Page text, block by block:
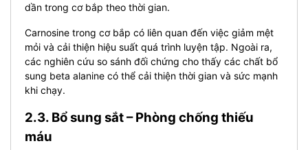
dần trong cơ bắp theo thời gian.
Carnosine trong cơ bắp có liên quan đến việc giảm mệt
mỏi và cải thiện hiệu suất quá trình luyện tập. Ngoài ra,
các nghiên cứu so sánh đối chứng cho thấy các chất bổ
sung beta alanine có thể cải thiện thời gian và sức mạnh
khi chạy.
2.3. Bổ sung sắt – Phòng chống thiếu
máu